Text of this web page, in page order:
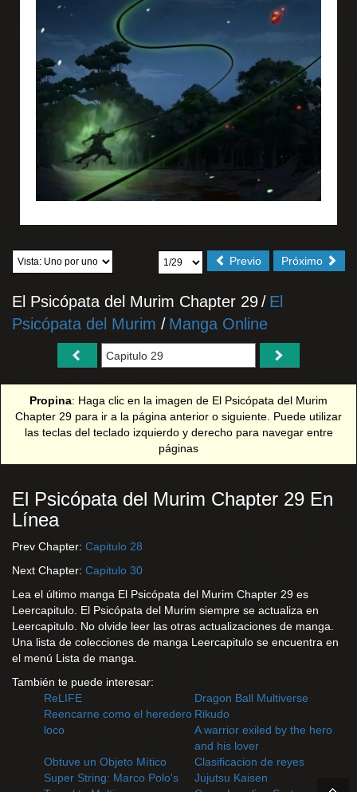
Próximo
Previo
El Psicópata del Murim Chapter 29/ El
Psicópata del Murim / Manga Online
Propina: Haga clic en la imagen de El Psicópata del Murim
Chapter 29 para ir a la página anterior o siguiente. Puede utilizar
las teclas del teclado izquierdo y derecho para navegar entre
páginas
El Psicópata del Murim Chapter 29 En
Línea
Prev Chapter: Capitulo 28
Next Chapter: Capitulo 30
Lea el último manga El Psicópata del Murim Chapter 29 es
Leercapitulo. El Psicópata del Murim siempre se actualiza en
Leercapitulo. No olvide leer las otras actualizaciones de manga.
Una lista de colecciones de manga Leercapitulo se encuentra en
el menú Lista de manga.
También te puede interesar:
ReLIFE
Dragon Ball Multiverse
Reencarne como el heredero
loco
Rikudo
A warrior exiled by the hero
and his lover
Obtuve un Objeto Mítico
Clasificacion de reyes
Super String: Marco Polo's
Jujutsu Kaisen